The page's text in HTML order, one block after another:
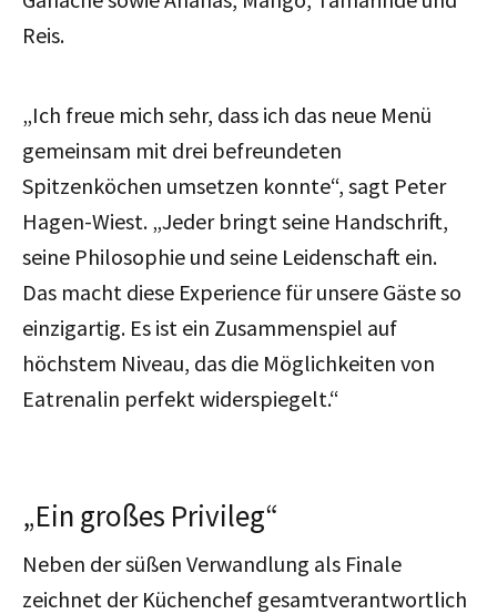
Reis.
„Ich freue mich sehr, dass ich das neue Menü
gemeinsam mit drei befreundeten
Spitzenköchen umsetzen konnte“, sagt Peter
Hagen-Wiest. „Jeder bringt seine Handschrift,
seine Philosophie und seine Leidenschaft ein.
Das macht diese Experience für unsere Gäste so
einzigartig. Es ist ein Zusammenspiel auf
höchstem Niveau, das die Möglichkeiten von
Eatrenalin perfekt widerspiegelt.“
„Ein großes Privileg“
Neben der süßen Verwandlung als Finale
zeichnet der Küchenchef gesamtverantwortlich